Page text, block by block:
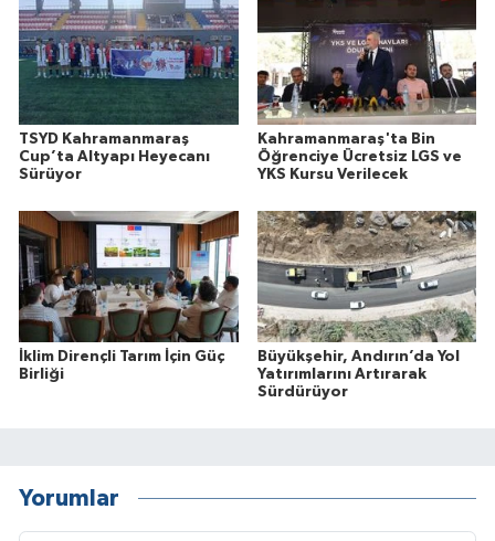
TSYD Kahramanmaraş
Cup’ta Altyapı Heyecanı
Sürüyor
Kahramanmaraş'ta Bin
Öğrenciye Ücretsiz LGS ve
YKS Kursu Verilecek
İklim Dirençli Tarım İçin Güç
Birliği
Büyükşehir, Andırın’da Yol
Yatırımlarını Artırarak
Sürdürüyor
Yorumlar